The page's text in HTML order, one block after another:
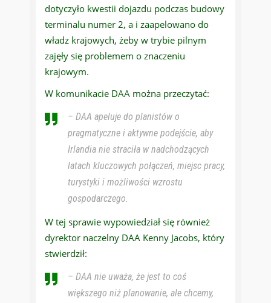
dotyczyło kwestii dojazdu podczas budowy
terminalu numer 2, a i zaapelowano do
władz krajowych, żeby w trybie pilnym
zajęły się problemem o znaczeniu
krajowym.
W komunikacie DAA można przeczytać:
– DAA apeluje do planistów o
pragmatyczne i aktywne podejście, aby
Irlandia nie straciła w nadchodzących
latach kluczowych połączeń, miejsc pracy,
turystyki i możliwości wzrostu
gospodarczego.
W tej sprawie wypowiedział się również
dyrektor naczelny DAA Kenny Jacobs, który
stwierdził:
– DAA nie uważa, że ​​jest to coś
większego niż planowanie, ale chcemy,